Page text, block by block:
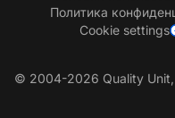
Политика
Cookie settings
© 2004-2026 Quality